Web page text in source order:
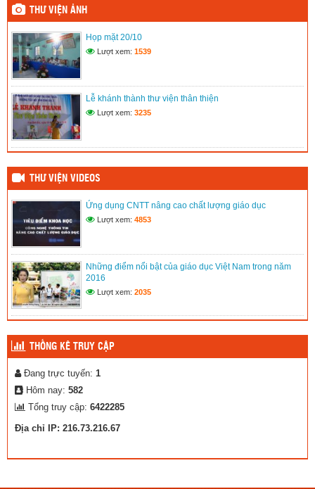
Họp mặt ngày 20/11
(11/06/2020)
Hưởng ứng tuần lễ áo dài Việt Nam
(11/06/2020)
THƯ VIỆN ẢNH
Họp mặt 20/10
Lượt xem: 1539
Lễ khánh thành thư viện thân thiện
Lượt xem: 3235
THƯ VIỆN VIDEOS
Ứng dụng CNTT nâng cao chất lượng giáo dục
Lượt xem: 4853
Những điểm nổi bật của giáo dục Việt Nam trong năm
2016
Lượt xem: 2035
THỐNG KÊ TRUY CẬP
Đang trực tuyến: 1
Hôm nay: 582
Tổng truy cập: 6422285
Địa chỉ IP: 216.73.216.67